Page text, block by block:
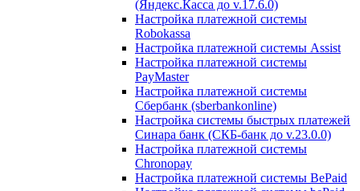
(Яндекс.Касса до v.17.6.0)
Настройка платежной системы
Robokassa
Настройка платежной системы Assist
Настройка платежной системы
PayMaster
Настройка платежной системы
Сбербанк (sberbankonline)
Настройка системы быстрых платежей
Синара банк (СКБ-банк до v.23.0.0)
Настройка платежной системы
Chronopay
Настройка платежной системы BePaid